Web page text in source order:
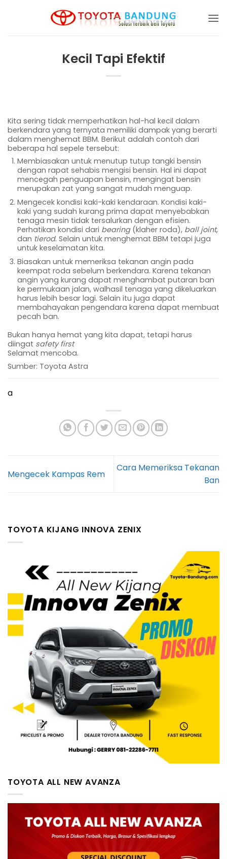
Kecil Tapi Efektif
Kita sering tidak memperhatikan hal-hal kecil dalam
berkendara yang ternyata memiliki dampak yang berarti
dalam menghemat BBM. Berikut adalah contoh dari
beberapa hal sepele tersebut:
Membiasakan untuk menutup tutup tangki bensin
dengan rapat sehabis mengisi bensin. Hal ini dapat
mencegah penguapan bensin, mengingat bensin
merupakan zat yang sangat mudah menguap.
Mengecek kondisi kaki-kaki kendaraan. Kondisi kaki-
kaki yang sudah kurang prima dapat menyebabkan
tenaga mesin tidak tersalurkan dengan efisien.
Perhatikan kondisi dari bearing(klaher roda), ball joint,
dan tierod. Selain untuk menghemat BBM tetapi juga
untuk keselamatan kita.
Biasakan untuk memeriksa tekanan angin pada
keempat roda sebelum berkendara. Karena tekanan
angin yang kurang dapat menghambat putaran ban
ke permukaan jalan, walhasil tenaga yang dikeluarkan
harus lebih besar lagi. Selain itu juga dapat
membahayakan pengendara karena dapat membuat
pecah ban.
Bukan hanya hemat yang kita dapat, tetapi harus
diingat safety first
Selamat mencoba.
Sumber: Toyota Astra
a
Mengecek Kampas Rem
Cara Memeriksa Tekanan
Ban
TOYOTA KIJANG INNOVA ZENIX
TOYOTA ALL NEW AVANZA